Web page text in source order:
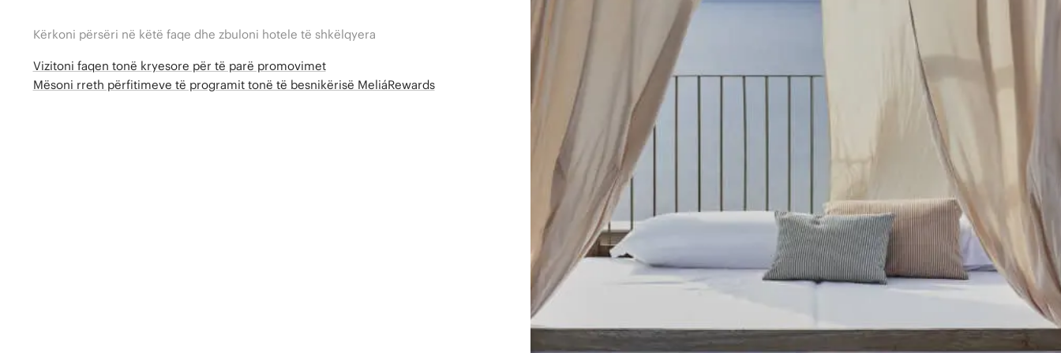
Kërkoni përsëri në këtë faqe dhe zbuloni hotele të shkëlqyera
Vizitoni faqen tonë kryesore për të parë promovimet
Mësoni rreth përfitimeve të programit tonë të besnikërisë MeliáRewards